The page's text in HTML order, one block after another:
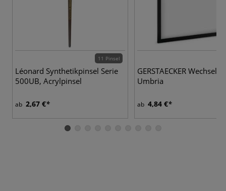
11 Pinsel
Léonard Synthetikpinsel Serie
500UB, Acrylpinsel
ab 2,67 €
GERSTAECKER
Umbria
ab 4,84 €